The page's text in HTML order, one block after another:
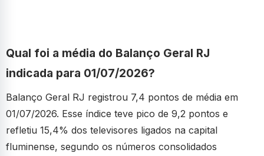
Qual foi a média do Balanço Geral RJ
indicada para 01/07/2026?
Balanço Geral RJ registrou 7,4 pontos de média em
01/07/2026. Esse índice teve pico de 9,2 pontos e
refletiu 15,4% dos televisores ligados na capital
fluminense, segundo os números consolidados